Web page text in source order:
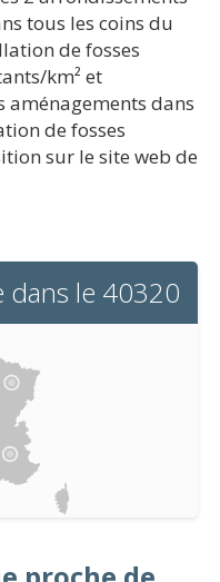
tous les coins du
de fosses
km² et
aménagements dans
de fosses
sur le site web de
dans le 40320